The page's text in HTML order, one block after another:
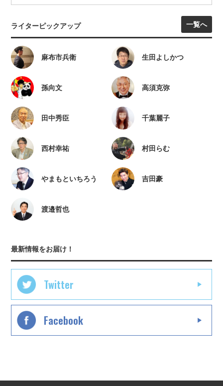
ライターピックアップ 一覧へ
麻布市兵衛 生田よしかつ
孫向文 高須克弥
田中秀臣 千葉麗子
西村幸祐 村田らむ
やまもといちろう 吉田豪
渡邉哲也
最新情報をお届け！
Twitter
Facebook